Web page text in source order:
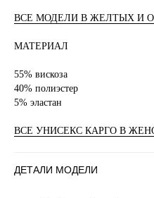
ВСЕ МОДЕЛИ В ЖЕЛТЫХ И
МАТЕРИАЛ
55% вискоза
40% полиэстер
5% эластан
ВСЕ УНИСЕКС КАРГО В
ДЕТАЛИ МОДЕЛИ